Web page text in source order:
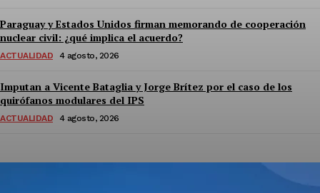
Paraguay y Estados Unidos firman memorando de cooperación
nuclear civil: ¿qué implica el acuerdo?
ACTUALIDAD 4 agosto, 2026
Imputan a Vicente Bataglia y Jorge Brítez por el caso de los
quirófanos modulares del IPS
ACTUALIDAD 4 agosto, 2026